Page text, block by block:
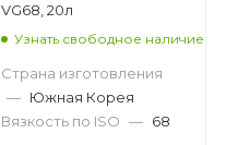
VG68, 20л
Узнать свободное наличие
Страна изготовления
— Южная Корея
Вязкость по ISO — 68